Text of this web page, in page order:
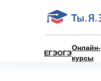
ЕГЭОГЭ
Онлайн-
курсы